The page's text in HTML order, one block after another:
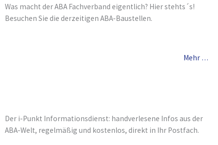
Was macht der ABA Fachverband eigentlich? Hier stehts´s!
Besuchen Sie die derzeitigen ABA-Baustellen.
Mehr …
Der i-Punkt Informationsdienst: handverlesene Infos aus der
ABA-Welt, regelmäßig und kostenlos, direkt in Ihr Postfach.